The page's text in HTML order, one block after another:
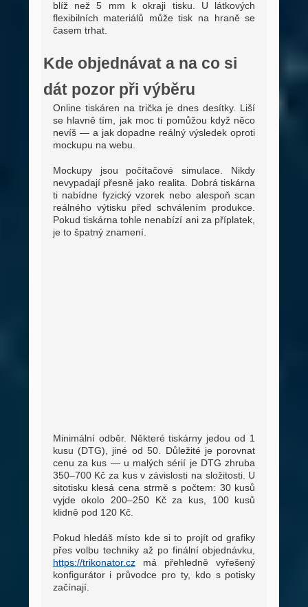
blíž než 5 mm k okraji tisku. U látkových
flexibilních materiálů může tisk na hraně se
časem trhat.
Kde objednávat a na co si
dát pozor při výběru
Online tiskáren na trička je dnes desítky. Liší
se hlavně tím, jak moc ti pomůžou když něco
nevíš — a jak dopadne reálný výsledek oproti
mockupu na webu.
Mockupy jsou počítačové simulace. Nikdy
nevypadají přesně jako realita. Dobrá tiskárna
ti nabídne fyzický vzorek nebo alespoň scan
reálného výtisku před schválením produkce.
Pokud tiskárna tohle nenabízí ani za příplatek,
je to špatný znamení.
Minimální odběr. Některé tiskárny jedou od 1
kusu (DTG), jiné od 50. Důležité je porovnat
cenu za kus — u malých sérií je DTG zhruba
350–700 Kč za kus v závislosti na složitosti. U
sitotisku klesá cena strmě s počtem: 30 kusů
vyjde okolo 200–250 Kč za kus, 100 kusů
klidně pod 120 Kč.
Pokud hledáš místo kde si to projít od grafiky
přes volbu techniky až po finální objednávku,
https://trikonator.czmá přehledně vyřešený
konfigurátor i průvodce pro ty, kdo s potisky
začínají.